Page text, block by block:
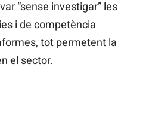
“sense investigar” les
i de competència
tot permetent la
el sector.